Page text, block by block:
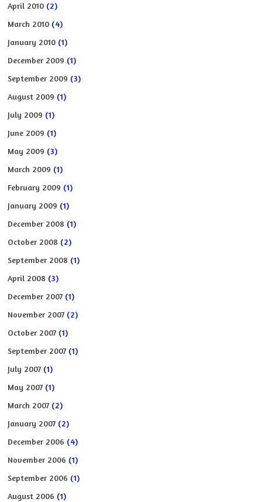
April 2010 (2)
March 2010 (4)
January 2010 (1)
December 2009 (1)
September 2009 (3)
August 2009 (1)
July 2009 (1)
June 2009 (1)
May 2009 (3)
March 2009 (1)
February 2009 (1)
January 2009 (1)
December 2008 (1)
October 2008 (2)
September 2008 (1)
April 2008 (3)
December 2007 (1)
November 2007 (2)
October 2007 (1)
September 2007 (1)
July 2007 (1)
May 2007 (1)
March 2007 (2)
January 2007 (2)
December 2006 (4)
November 2006 (1)
September 2006 (1)
August 2006 (1)